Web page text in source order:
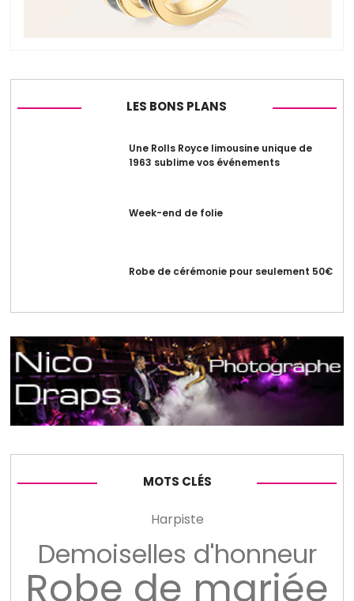
LES BONS PLANS
Une Rolls Royce limousine unique de
1963 sublime vos événements
Week-end de folie
Robe de cérémonie pour seulement 50€
MOTS CLÉS
Harpiste
Demoiselles d'honneur
Robe de mariée